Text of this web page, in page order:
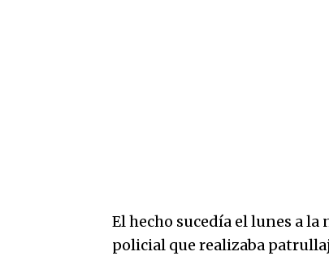
El hecho sucedía el lunes a
policial que realizaba